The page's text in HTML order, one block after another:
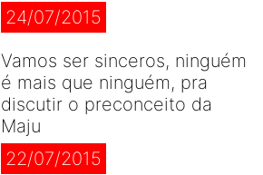
24/07/2015
Vamos ser sinceros, ninguém
é mais que ninguém, pra
discutir o preconceito da
Maju
22/07/2015